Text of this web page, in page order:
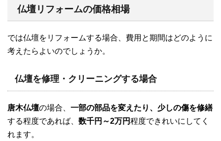
仏壇リフォームの価格相場
では仏壇をリフォームする場合、費用と期間はどのように
考えたらよいのでしょうか。
仏壇を修理・クリーニングする場合
唐木仏壇の場合、 一部の部品を変えたり、少しの傷を修繕
する程度であれば、 数千円～2万円程度できれいにしてく
れます。